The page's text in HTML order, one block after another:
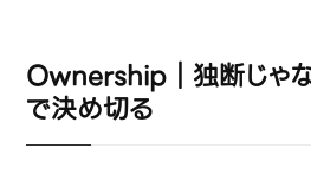
Ownership｜独断じゃ
で決め切る